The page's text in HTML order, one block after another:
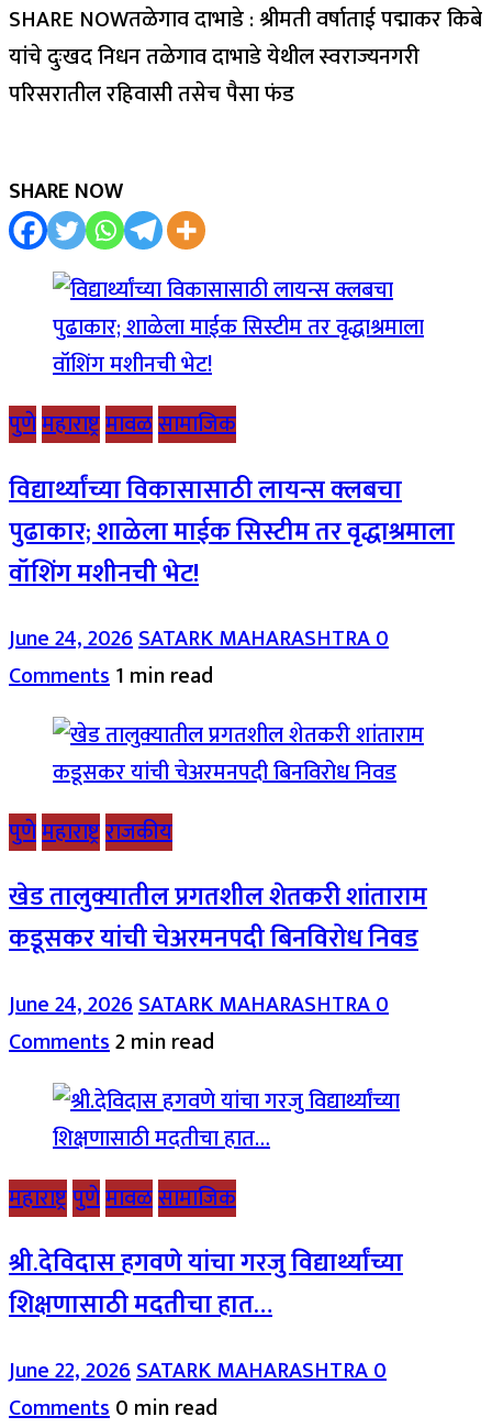
SHARE NOWतळेगाव दाभाडे : श्रीमती वर्षाताई पद्माकर किबे
यांचे दुःखद निधन तळेगाव दाभाडे येथील स्वराज्यनगरी
परिसरातील रहिवासी तसेच पैसा फंड
SHARE NOW
पुणेमहाराष्ट्रमावळसामाजिक
विद्यार्थ्यांच्या विकासासाठी लायन्स क्लबचा
पुढाकार; शाळेला माईक सिस्टीम तर वृद्धाश्रमाला
वॉशिंग मशीनची भेट!
June 24, 2026SATARK MAHARASHTRA0
Comments1 min read
पुणेमहाराष्ट्रराजकीय
खेड तालुक्यातील प्रगतशील शेतकरी शांताराम
कडूसकर यांची चेअरमनपदी बिनविरोध निवड
June 24, 2026SATARK MAHARASHTRA0
Comments2 min read
महाराष्ट्रपुणेमावळसामाजिक
श्री.देविदास हगवणे यांचा गरजु विद्यार्थ्यांच्या
शिक्षणासाठी मदतीचा हात…
June 22, 2026SATARK MAHARASHTRA0
Comments0 min read